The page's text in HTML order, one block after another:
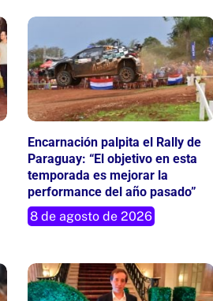
Encarnación palpita el Rally de
Paraguay: “El objetivo en esta
temporada es mejorar la
performance del año pasado”
8 de agosto de 2026